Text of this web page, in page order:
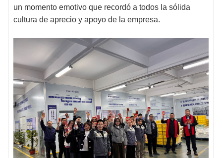
un momento emotivo que recordó a todos la sólida
cultura de aprecio y apoyo de la empresa.